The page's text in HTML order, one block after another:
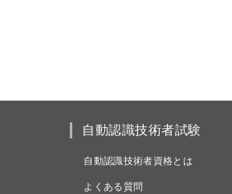
自動認識技術者試験
自動認識技術者資格とは
よくある質問